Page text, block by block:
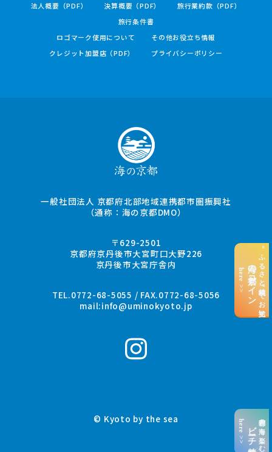
“ふるさと納税”でお支払い
海の京都コイン
here >>
京都の海を楽しむ
ビーチ特集
here >>
法人概要（PDF） 決算概要（PDF）
旅行業約款（PDF）
旅行条件書
ロゴマーク使用について
その他お役立ち情報
クレジット加盟店（PDF）
プライバシーポリシー
一般社団法人 京都府北部地域連携都市圏振興社
（通称：海の京都DMO）
〒629-2501
京都府京丹後市大宮町口大野226
京丹後市大宮庁舎内
TEL.0772-68-5055 / FAX.0772-68-5056
mail:info@uminokyoto.jp
© Kyoto by the sea